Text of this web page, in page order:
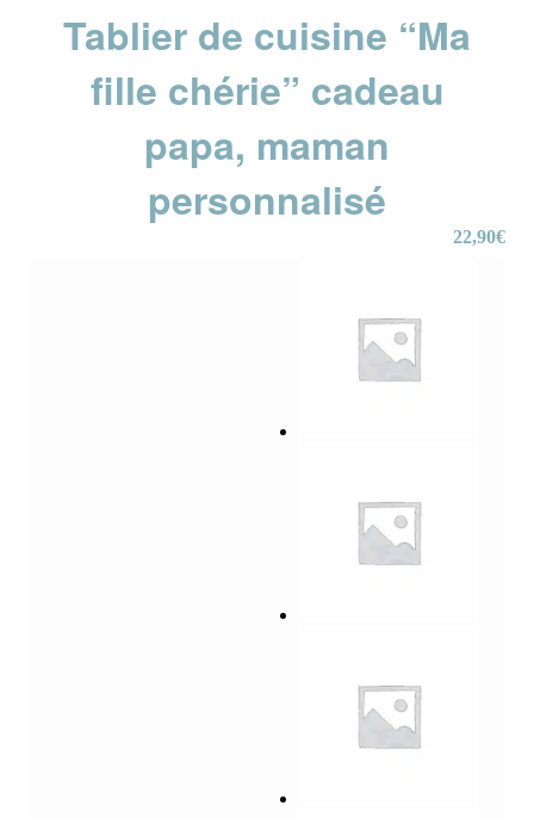
Tablier de cuisine “Ma
fille chérie” cadeau
papa, maman
personnalisé
22,90€